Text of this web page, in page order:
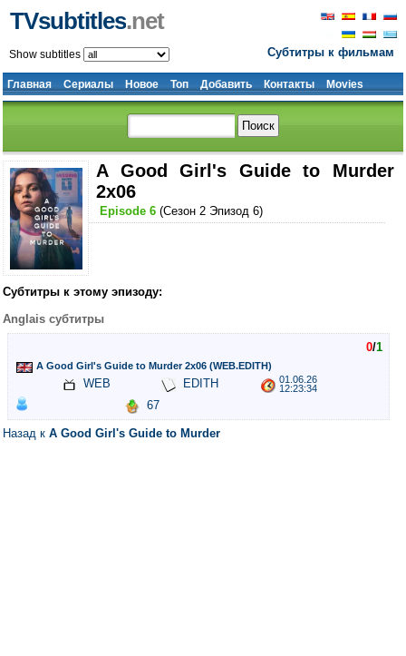
Субтитры к фильмам
TVsubtitles.net
Главная Сериалы Новое Топ Добавить Контакты Movies
Show subtitles
A Good Girl's Guide to Murder
2x06
Episode 6 (Сезон 2 Эпизод 6)
Субтитры к этому эпизоду:
Anglais субтитры
0/1
A Good Girl's Guide to Murder 2x06 (WEB.EDITH)
WEB EDITH
01.06.26
12:23:34
67
Назад к A Good Girl's Guide to Murder